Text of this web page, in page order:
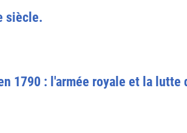
siècle.
1790 : l'armée royale et la